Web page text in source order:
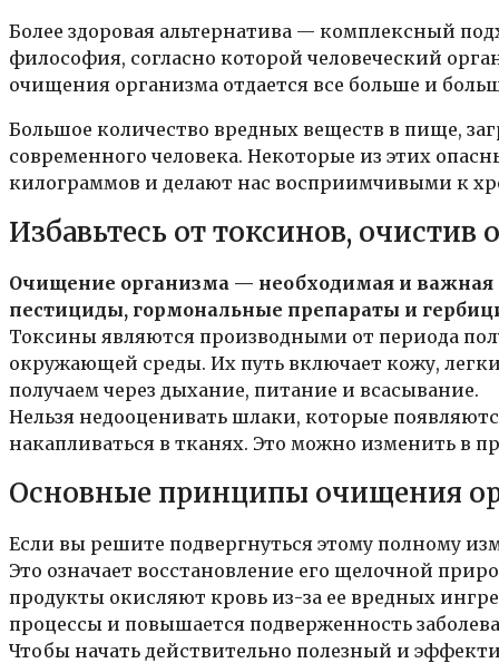
Более здоровая альтернатива — комплексный
философия, согласно которой человеческий
очищения организма отдается все больше и
Большое количество вредных веществ в пище,
современного человека. Некоторые из этих
килограммов и делают нас восприимчивыми к
Избавьтесь от токсинов, очистив
Очищение организма — необходимая и важная
пестициды, гормональные препараты и
Токсины являются производными от периода
окружающей среды. Их путь включает кожу,
получаем через дыхание, питание и всасывание.
Нельзя недооценивать шлаки, которые
накапливаться в тканях. Это можно изменить в
Основные принципы очищения
Если вы решите подвергнуться этому полному
Это означает восстановление его щелочной
продукты окисляют кровь из-за ее вредных
процессы и повышается подверженность
Чтобы начать действительно полезный и